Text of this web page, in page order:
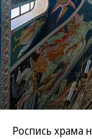
Роспись храма